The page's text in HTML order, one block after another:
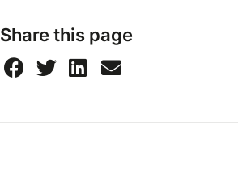
Share this page